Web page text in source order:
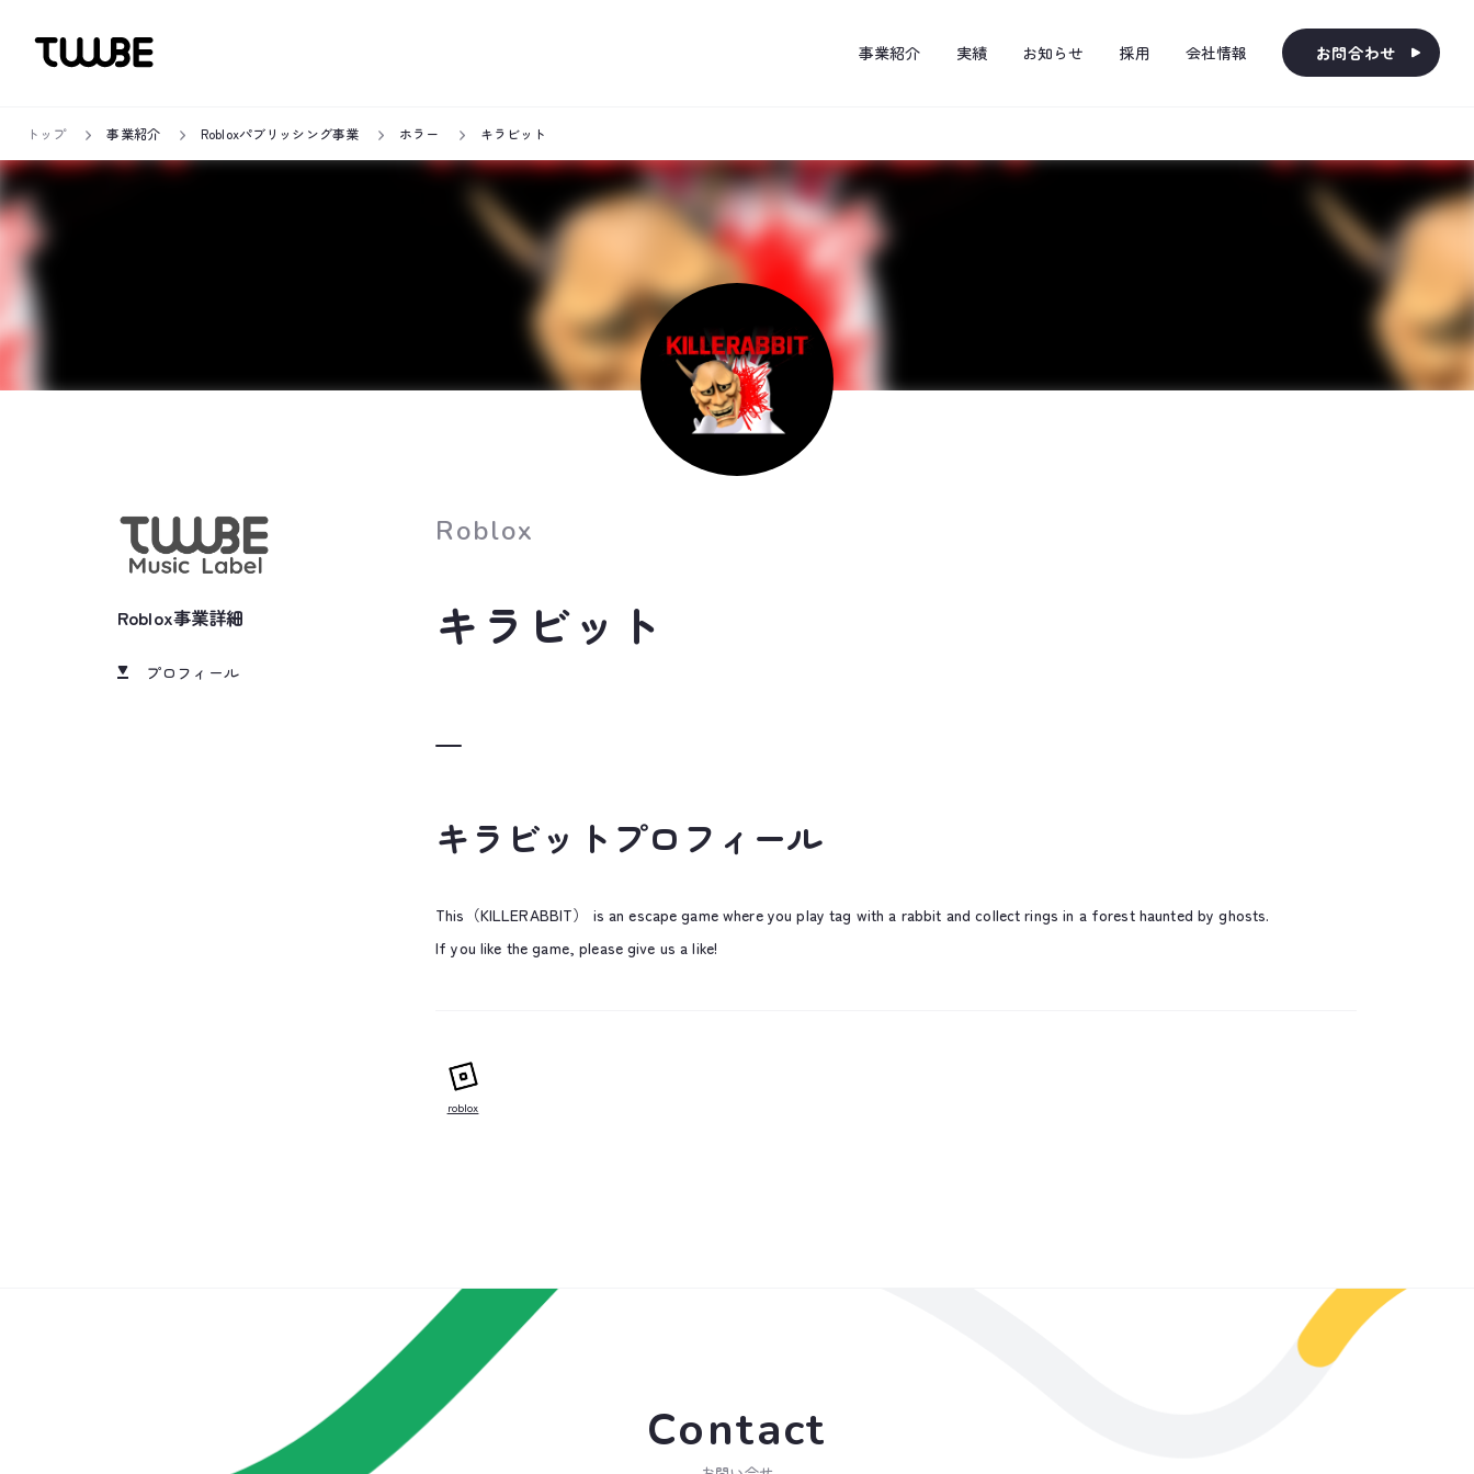
事業紹介 実績 お知らせ 採用 会社情報 お問合わせ
トップ 事業紹介 Robloxパブリッシング事業 ホラー キラビット
Roblox
キラビット
キラビットプロフィール
This（KILLERABBIT） is an escape game where you play tag with a rabbit and collect rings in a forest haunted by ghosts.
If you like the game, please give us a like!
roblox
Roblox事業詳細
プロフィール
Contact